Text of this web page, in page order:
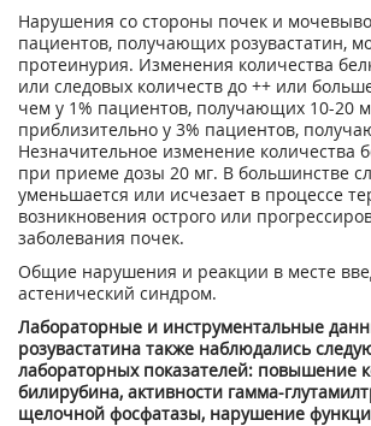
Нарушения со стороны почек и
пациентов, получающих розувастатин,
протеинурия. Изменения количества
или следовых количеств до ++ или
чем у 1% пациентов, получающих 10-20
приблизительно у 3% пациентов,
Незначительное изменение количества
при приеме дозы 20 мг. В большинстве
уменьшается или исчезает в процессе
возникновения острого или
заболевания почек.
Общие нарушения и реакции в месте
астенический синдром.
Лабораторные и инструментальные
розувастатина также наблюдались
лабораторных показателей: повышение
билирубина, активности гамма-
щелочной фосфатазы, нарушение